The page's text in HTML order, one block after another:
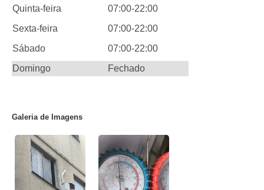
Quinta-feira
07:00-22:00
Sexta-feira
07:00-22:00
Sábado
07:00-22:00
Domingo
Fechado
Galeria de Imagens